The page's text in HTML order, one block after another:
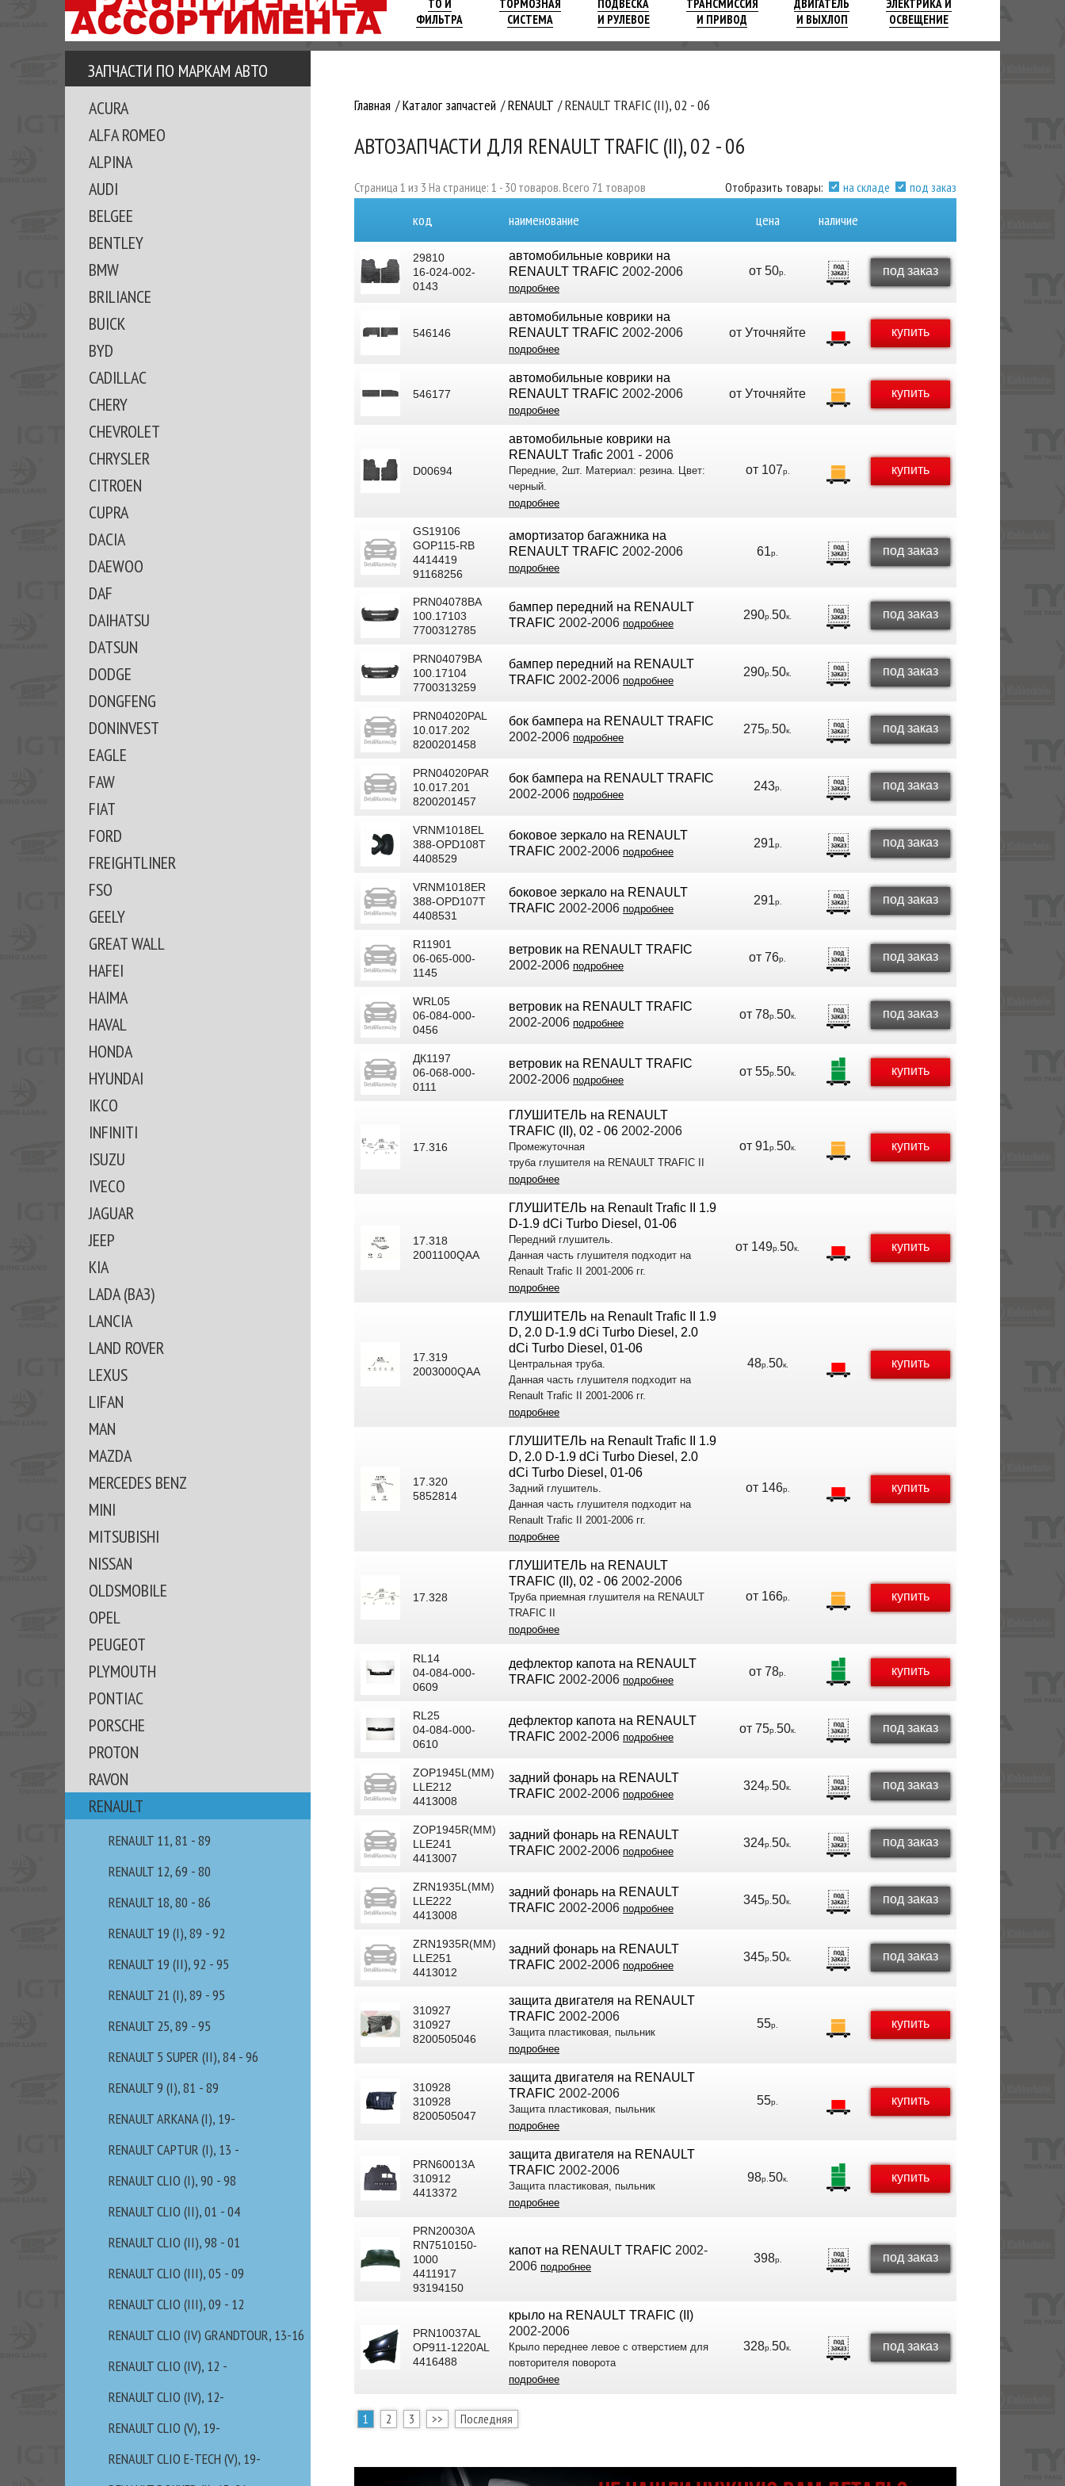
ТО И
ФИЛЬТРА
ТОРМОЗНАЯ
СИСТЕМА
ПОДВЕСКА
И РУЛЕВОЕ
ТРАНСМИССИЯ
И ПРИВОД
ДВИГАТЕЛЬ
И ВЫХЛОП
ЭЛЕКТРИКА И
ОСВЕЩЕНИЕ
ЗАПЧАСТИ ПО МАРКАМ АВТО
ACURA
ALFA ROMEO
ALPINA
AUDI
BELGEE
BENTLEY
BMW
BRILIANCE
BUICK
BYD
CADILLAC
CHERY
CHEVROLET
CHRYSLER
CITROEN
CUPRA
DACIA
DAEWOO
DAF
DAIHATSU
DATSUN
DODGE
DONGFENG
DONINVEST
EAGLE
FAW
FIAT
FORD
FREIGHTLINER
FSO
GEELY
GREAT WALL
HAFEI
HAIMA
HAVAL
HONDA
HYUNDAI
IKCO
INFINITI
ISUZU
IVECO
JAGUAR
JEEP
KIA
LADA (ВАЗ)
LANCIA
LAND ROVER
LEXUS
LIFAN
MAN
MAZDA
MERCEDES BENZ
MINI
MITSUBISHI
NISSAN
OLDSMOBILE
OPEL
PEUGEOT
PLYMOUTH
PONTIAC
PORSCHE
PROTON
RAVON
RENAULT
RENAULT 11, 81 - 89
RENAULT 12, 69 - 80
RENAULT 18, 80 - 86
RENAULT 19 (I), 89 - 92
RENAULT 19 (II), 92 - 95
RENAULT 21 (I), 89 - 95
RENAULT 25, 89 - 95
RENAULT 5 SUPER (II), 84 - 96
RENAULT 9 (I), 81 - 89
RENAULT ARKANA (I), 19-
RENAULT CAPTUR (I), 13 -
RENAULT CLIO (I), 90 - 98
RENAULT CLIO (II), 01 - 04
RENAULT CLIO (II), 98 - 01
RENAULT CLIO (III), 05 - 09
RENAULT CLIO (III), 09 - 12
RENAULT CLIO (IV) GRANDTOUR, 13-16
RENAULT CLIO (IV), 12 -
RENAULT CLIO (IV), 12-
RENAULT CLIO (V), 19-
RENAULT CLIO E-TECH (V), 19-
Главная Каталог запчастей RENAULT RENAULT TRAFIC (II), 02 - 06
АВТОЗАПЧАСТИ ДЛЯ RENAULT TRAFIC (II), 02 - 06
Страница 1 из 3 На странице: 1 - 30 товаров. Всего 71 товаров Отобразить товары: на складе под заказ
код наименование цена наличие
29810
16-024-002-
0143
автомобильные коврики на
RENAULT TRAFIC 2002-2006
подробнее
от 50р. под заказ
546146
автомобильные коврики на
RENAULT TRAFIC 2002-2006
подробнее
от Уточняйте купить
546177
автомобильные коврики на
RENAULT TRAFIC 2002-2006
подробнее
от Уточняйте купить
D00694
автомобильные коврики на
RENAULT Trafic 2001 - 2006
Передние, 2шт. Материал: резина. Цвет:
черный.
подробнее
от 107р. купить
GS19106
GOP115-RB
4414419
91168256
амортизатор багажника на
RENAULT TRAFIC 2002-2006
подробнее
61р. под заказ
PRN04078BA
100.17103
7700312785
бампер передний на RENAULT
TRAFIC 2002-2006 подробнее
290р. 50к. под заказ
PRN04079BA
100.17104
7700313259
бампер передний на RENAULT
TRAFIC 2002-2006 подробнее
290р. 50к. под заказ
PRN04020PAL
10.017.202
8200201458
бок бампера на RENAULT TRAFIC
2002-2006 подробнее
275р. 50к. под заказ
PRN04020PAR
10.017.201
8200201457
бок бампера на RENAULT TRAFIC
2002-2006 подробнее
243р. под заказ
VRNM1018EL
388-OPD108T
4408529
боковое зеркало на RENAULT
TRAFIC 2002-2006 подробнее
291р. под заказ
VRNM1018ER
388-OPD107T
4408531
боковое зеркало на RENAULT
TRAFIC 2002-2006 подробнее
291р. под заказ
R11901
06-065-000-
1145
ветровик на RENAULT TRAFIC
2002-2006 подробнее
от 76р. под заказ
WRL05
06-084-000-
0456
ветровик на RENAULT TRAFIC
2002-2006 подробнее
от 78р. 50к. под заказ
ДК1197
06-068-000-
0111
ветровик на RENAULT TRAFIC
2002-2006 подробнее
от 55р. 50к. купить
17.316
ГЛУШИТЕЛЬ на RENAULT
TRAFIC (II), 02 - 06 2002-2006
Промежуточная
труба глушителя на RENAULT TRAFIC II
подробнее
от 91р. 50к. купить
17.318
2001100QAA
ГЛУШИТЕЛЬ на Renault Trafic II 1.9
D-1.9 dCi Turbo Diesel, 01-06
Передний глушитель.
Данная часть глушителя подходит на
Renault Trafic II 2001-2006 гг.
подробнее
от 149р. 50к. купить
17.319
2003000QAA
ГЛУШИТЕЛЬ на Renault Trafic II 1.9
D, 2.0 D-1.9 dCi Turbo Diesel, 2.0
dCi Turbo Diesel, 01-06
Центральная труба.
Данная часть глушителя подходит на
Renault Trafic II 2001-2006 гг.
подробнее
48р. 50к. купить
17.320
5852814
ГЛУШИТЕЛЬ на Renault Trafic II 1.9
D, 2.0 D-1.9 dCi Turbo Diesel, 2.0
dCi Turbo Diesel, 01-06
Задний глушитель.
Данная часть глушителя подходит на
Renault Trafic II 2001-2006 гг.
подробнее
от 146р. купить
17.328
ГЛУШИТЕЛЬ на RENAULT
TRAFIC (II), 02 - 06 2002-2006
Труба приемная глушителя на RENAULT
TRAFIC II
подробнее
от 166р. купить
RL14
04-084-000-
0609
дефлектор капота на RENAULT
TRAFIC 2002-2006 подробнее
от 78р. купить
RL25
04-084-000-
0610
дефлектор капота на RENAULT
TRAFIC 2002-2006 подробнее
от 75р. 50к. под заказ
ZOP1945L(MM)
LLE212
4413008
задний фонарь на RENAULT
TRAFIC 2002-2006 подробнее
324р. 50к. под заказ
ZOP1945R(MM)
LLE241
4413007
задний фонарь на RENAULT
TRAFIC 2002-2006 подробнее
324р. 50к. под заказ
ZRN1935L(MM)
LLE222
4413008
задний фонарь на RENAULT
TRAFIC 2002-2006 подробнее
345р. 50к. под заказ
ZRN1935R(MM)
LLE251
4413012
задний фонарь на RENAULT
TRAFIC 2002-2006 подробнее
345р. 50к. под заказ
310927
310927
8200505046
защита двигателя на RENAULT
TRAFIC 2002-2006
Защита пластиковая, пыльник
подробнее
55р. купить
310928
310928
8200505047
защита двигателя на RENAULT
TRAFIC 2002-2006
Защита пластиковая, пыльник
подробнее
55р. купить
PRN60013A
310912
4413372
защита двигателя на RENAULT
TRAFIC 2002-2006
Защита пластиковая, пыльник
подробнее
98р. 50к. купить
PRN20030A
RN7510150-
1000
4411917
93194150
капот на RENAULT TRAFIC 2002-
2006 подробнее
398р. под заказ
PRN10037AL
OP911-1220AL
4416488
крыло на RENAULT TRAFIC (II)
2002-2006
Крыло переднее левое с отверстием для
повторителя поворота
подробнее
328р. 50к. под заказ
1 2 3 >> Последняя